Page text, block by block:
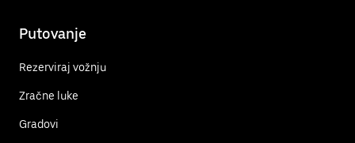
Putovanje
Rezerviraj vožnju
Zračne luke
Gradovi